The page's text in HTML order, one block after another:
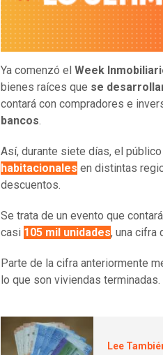
Ya comenzó el Week
bienes raíces que se
contará con compradores e
bancos.
Así, durante siete días, el
habitacionales en distintas
descuentos.
Se trata de un evento que
casi 105 mil unidades, una cifra
Parte de la cifra anteriormente
lo que son viviendas terminadas.
Lee